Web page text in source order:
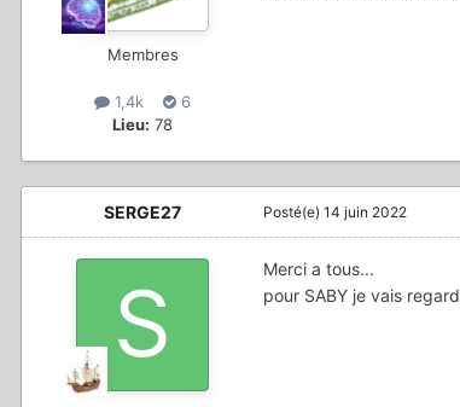
Membres
1,4k
6
Lieu: 78
SERGE27 Posté(e) 14 juin 2022
Merci a tous...
pour SABY je vais